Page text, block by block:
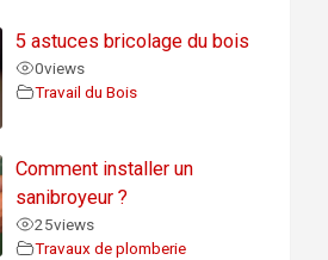
5 astuces bricolage du bois
0views
Travail du Bois
Comment installer un
sanibroyeur ?
25views
Travaux de plomberie